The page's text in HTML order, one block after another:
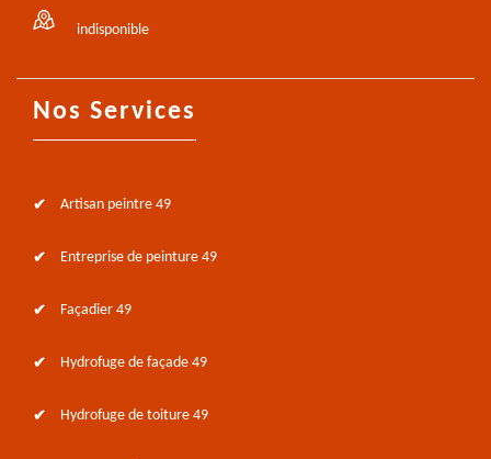
indisponible
Nos Services
Artisan peintre 49
Entreprise de peinture 49
Façadier 49
Hydrofuge de façade 49
Hydrofuge de toiture 49